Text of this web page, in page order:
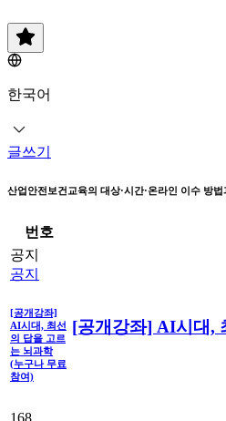
한국어
글쓰기
산업안전보건교육의 대상·시간·온라인 이수 방
번호
공지
공지
[공개강좌]
AI시대, 최선
의 답을 고르
는 뇌과학
(누구나 무료
참여)
[공개강좌] AI시대,
168